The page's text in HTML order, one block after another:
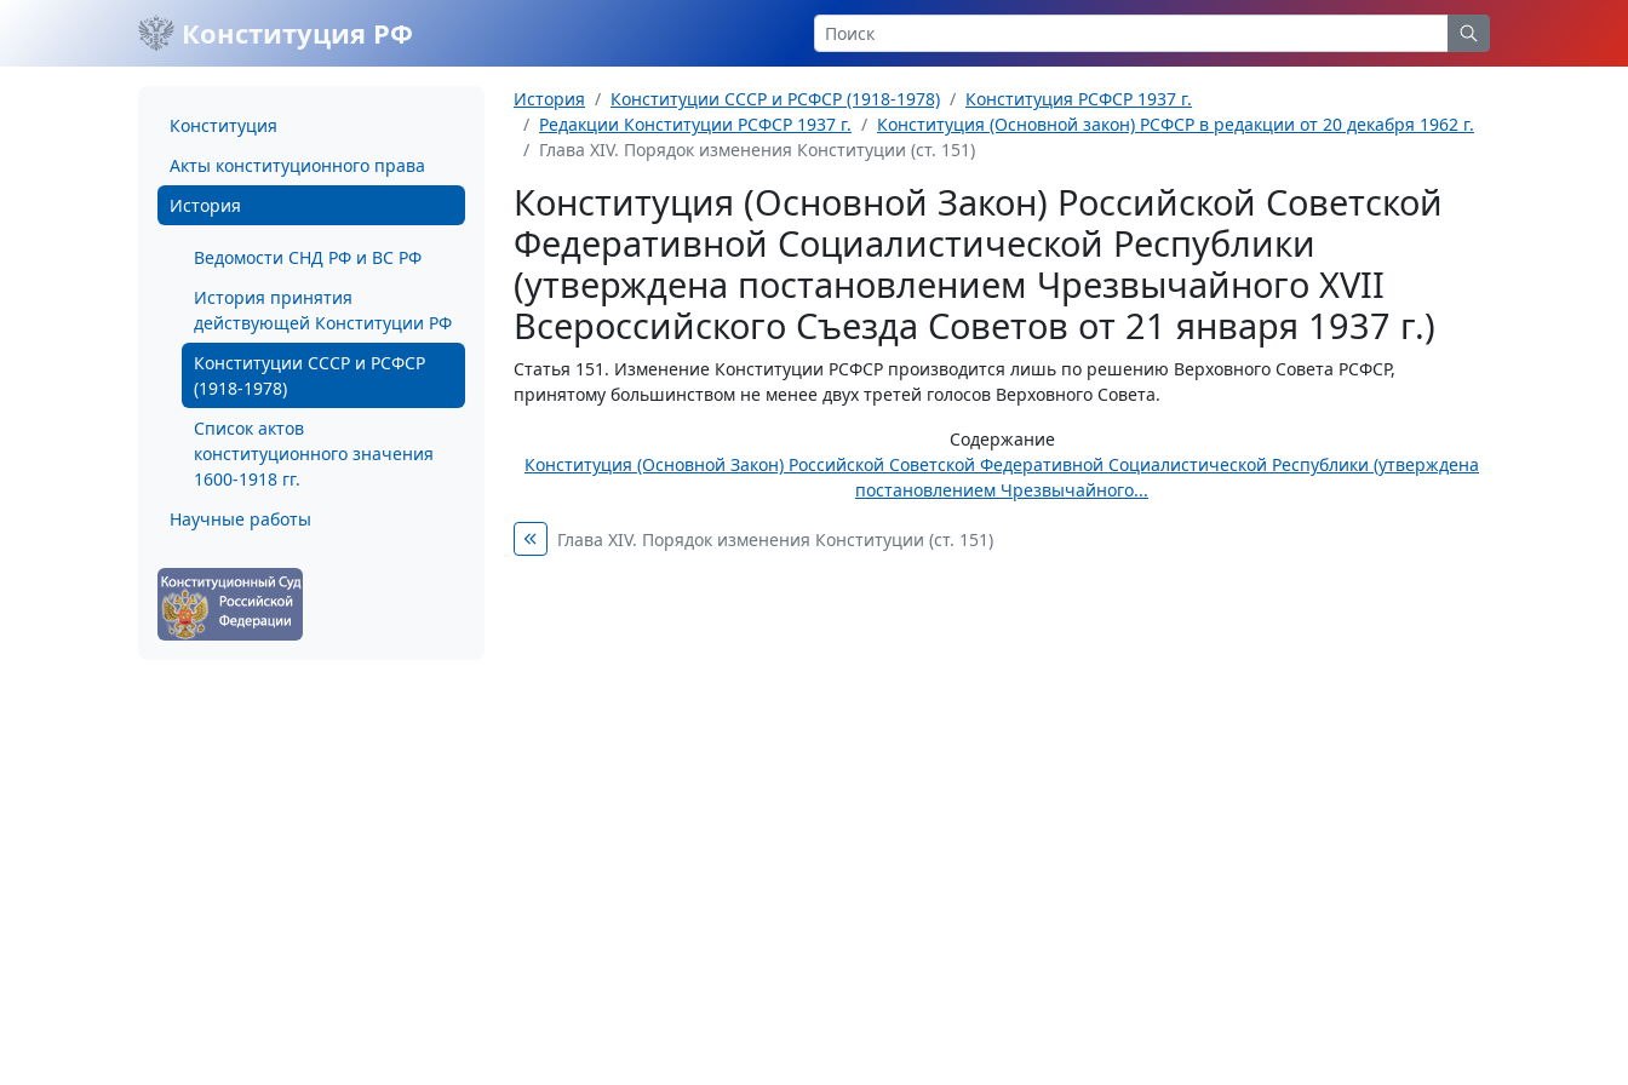
Конституция РФ
Конституция
Акты конституционного права
История
Ведомости СНД РФ и ВС РФ
История принятия
действующей Конституции РФ
Конституции СССР и РСФСР
(1918-1978)
Список актов
конституционного значения
1600-1918 гг.
Научные работы
История Конституции СССР и РСФСР (1918-1978)
Конституция РСФСР 1937 г.
Редакции Конституции РСФСР 1937 г.
Конституция (Основной закон) РСФСР в редакции от 20 декабря 1962 г.
Глава XIV. Порядок изменения Конституции (ст. 151)
Конституция (Основной Закон) Российской Советской
Федеративной Социалистической Республики
(утверждена постановлением Чрезвычайного XVII
Всероссийского Съезда Советов от 21 января 1937 г.)
Статья 151. Изменение Конституции РСФСР производится лишь по решению Верховного Совета РСФСР,
принятому большинством не менее двух третей голосов Верховного Совета.
Содержание
Конституция (Основной Закон) Российской Советской Федеративной Социалистической Республики (утверждена
постановлением Чрезвычайного...
Глава XIV. Порядок изменения Конституции (ст. 151)